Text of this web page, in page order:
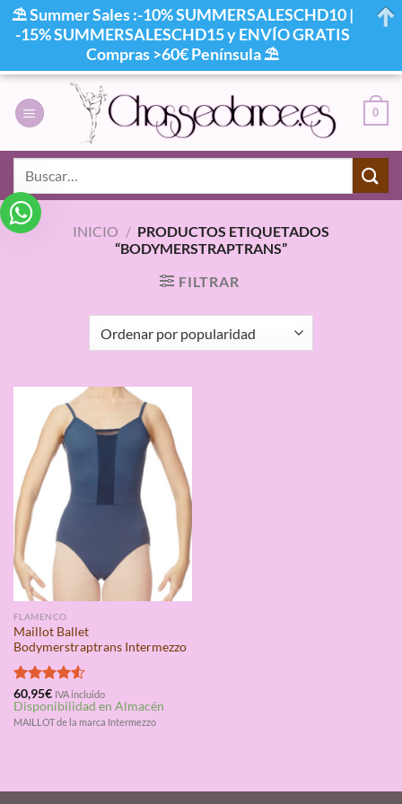
contenido
0
INICIO / PRODUCTOS ETIQUETADOS
“BODYMERSTRAPTRANS”
FILTRAR
FLAMENCO
Maillot Ballet
Bodymerstraptrans Intermezzo
Valorado
con4.50
de 5
60,95€ IVA incluido
Disponibilidad en Almacén
MAILLOT de la marca Intermezzo
⛱ Summer Sales :-10% SUMMERSALESCHD10 |
-15% SUMMERSALESCHD15 y ENVÍO GRATIS
Compras >60€ Península ⛱